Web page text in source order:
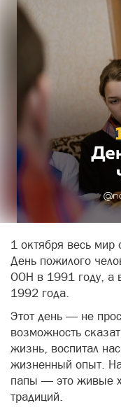
1 октября весь
День пожилого
ООН в 1991 году, а
1992 года.
Этот день — не
возможность
жизнь, воспитал
жизненный опыт.
папы — это живые
традиций.